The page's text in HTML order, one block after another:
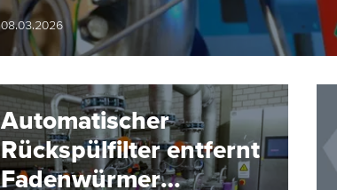
08.03.2026
Automatischer
Rückspülfilter entfernt
Fadenwürmer